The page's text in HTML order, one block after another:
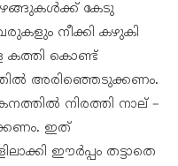
കേടു
നീക്കി കഴുകി
കത്തി കൊണ്ട്
അരിഞ്ഞെടുക്കണം.
നിരത്തി നാല് –
ഇത്
ഈർപ്പം തട്ടാതെ